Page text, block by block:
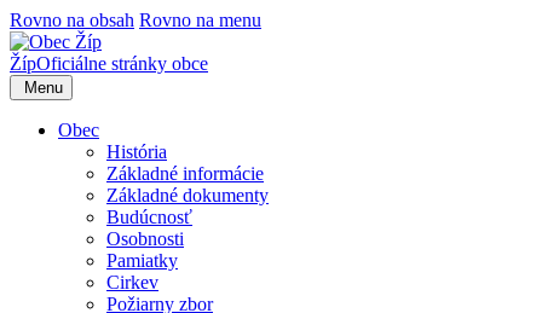
Rovno na obsah Rovno na menu
ŽípOficiálne stránky obce
Menu
Obec
História
Základné informácie
Základné dokumenty
Budúcnosť
Osobnosti
Pamiatky
Cirkev
Požiarny zbor